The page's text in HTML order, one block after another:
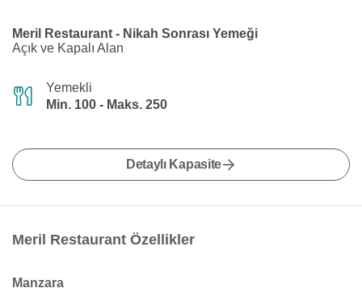
Meril Restaurant - Nikah Sonrası Yemeği
Açık ve Kapalı Alan
Yemekli
Min. 100 - Maks. 250
Detaylı Kapasite
Meril Restaurant Özellikler
Manzara